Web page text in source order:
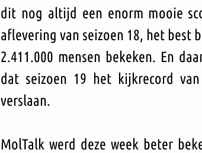
dit nog altijd een enorm mooie
aflevering van seizoen 18, het best
2.411.000 mensen bekeken. En
dat seizoen 19 het kijkrecord
verslaan.
MolTalk werd deze week beter